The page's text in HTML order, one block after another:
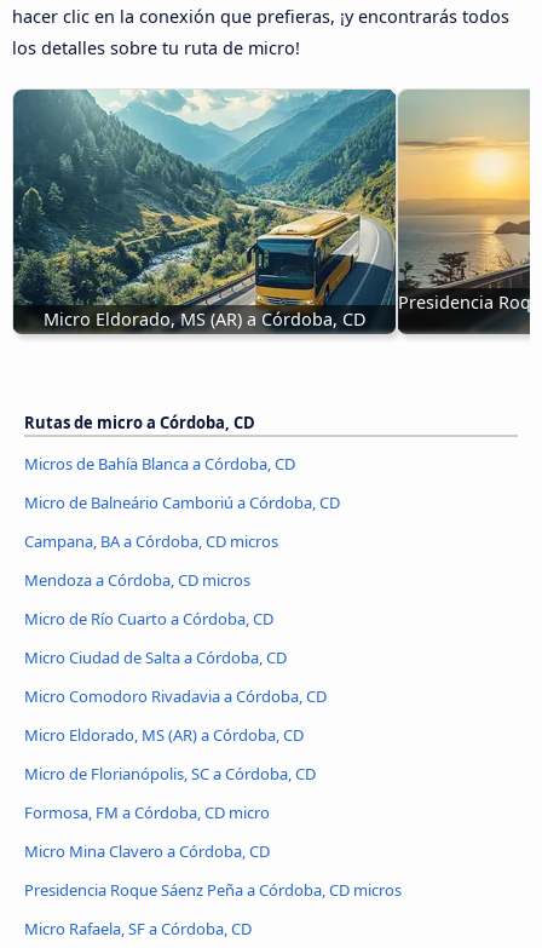
hacer clic en la conexión que prefieras, ¡y encontrarás todos
los detalles sobre tu ruta de micro!
Micro Eldorado, MS (AR) a Córdoba, CD
Presidencia
Rutas de micro a Córdoba, CD
Micros de Bahía Blanca a Córdoba, CD
Micro de Balneário Camboriú a Córdoba, CD
Campana, BA a Córdoba, CD micros
Mendoza a Córdoba, CD micros
Micro de Río Cuarto a Córdoba, CD
Micro Ciudad de Salta a Córdoba, CD
Micro Comodoro Rivadavia a Córdoba, CD
Micro Eldorado, MS (AR) a Córdoba, CD
Micro de Florianópolis, SC a Córdoba, CD
Formosa, FM a Córdoba, CD micro
Micro Mina Clavero a Córdoba, CD
Presidencia Roque Sáenz Peña a Córdoba, CD micros
Micro Rafaela, SF a Córdoba, CD